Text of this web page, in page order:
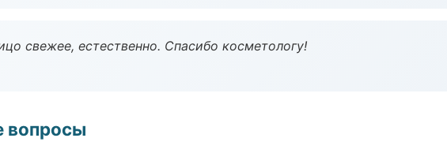
свежее, естественно. Спасибо косметологу!
вопросы